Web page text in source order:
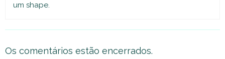
um shape.
Os comentários estão encerrados.